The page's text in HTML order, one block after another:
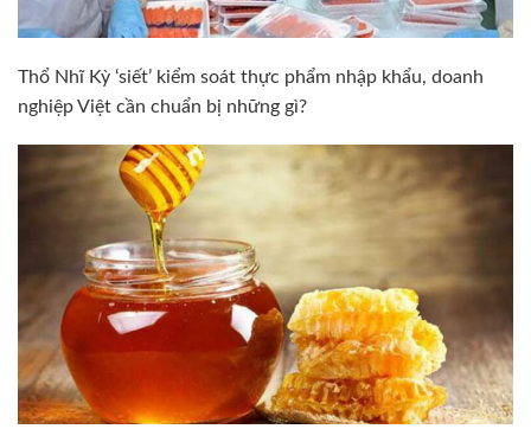
Thổ Nhĩ Kỳ ‘siết’ kiểm soát thực phẩm nhập khẩu, doanh
nghiệp Việt cần chuẩn bị những gì?